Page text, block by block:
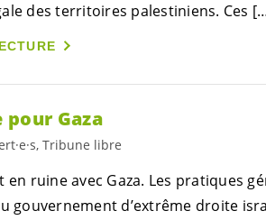
des territoires palestiniens. Ces
Gaza
Tribune libre
ruine avec Gaza. Les pratiques
gouvernement d’extrême droite